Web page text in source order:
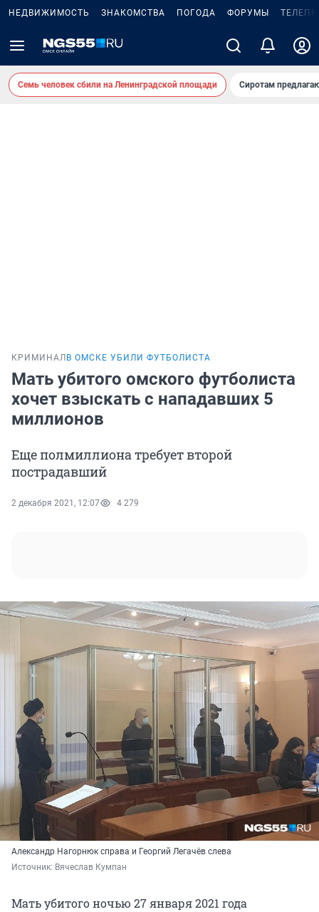
НЕДВИЖИМОСТЬ ЗНАКОМСТВА ПОГОДА ФОРУМЫ
Семь человек сбили на Ленинградской площади Сиротам
КРИМИНАЛ В ОМСКЕ УБИЛИ ФУТБОЛИСТА
Мать убитого омского футболиста
хочет взыскать с нападавших 5
миллионов
Еще полмиллиона требует второй
пострадавший
2 декабря 2021, 12:07 4 279
Александр Нагорнюк справа и Георгий Легачёв слева
Источник: Вячеслав Кумпан
Мать убитого ночью 27 января 2021 года